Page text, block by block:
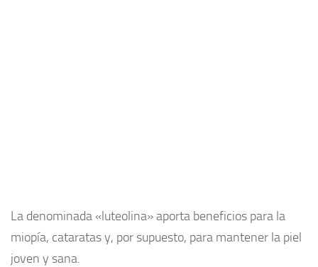
La denominada «luteolina» aporta beneficios para la
miopía, cataratas y, por supuesto, para mantener la piel
joven y sana.